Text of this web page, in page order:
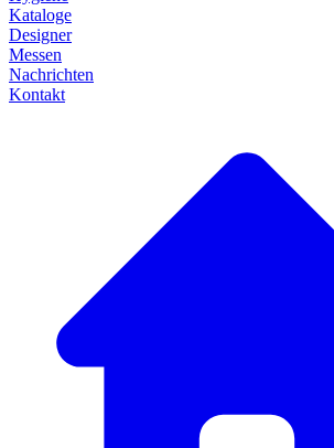
Kataloge
Designer
Messen
Nachrichten
Kontakt